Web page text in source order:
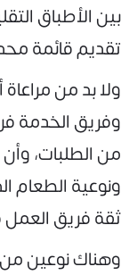
بين الأطباق
تقديم قائمة
ولا بد من
وفريق الخدمة
من الطلبات،
ونوعية الطعام
ثقة فريق العمل
وهناك نوعين